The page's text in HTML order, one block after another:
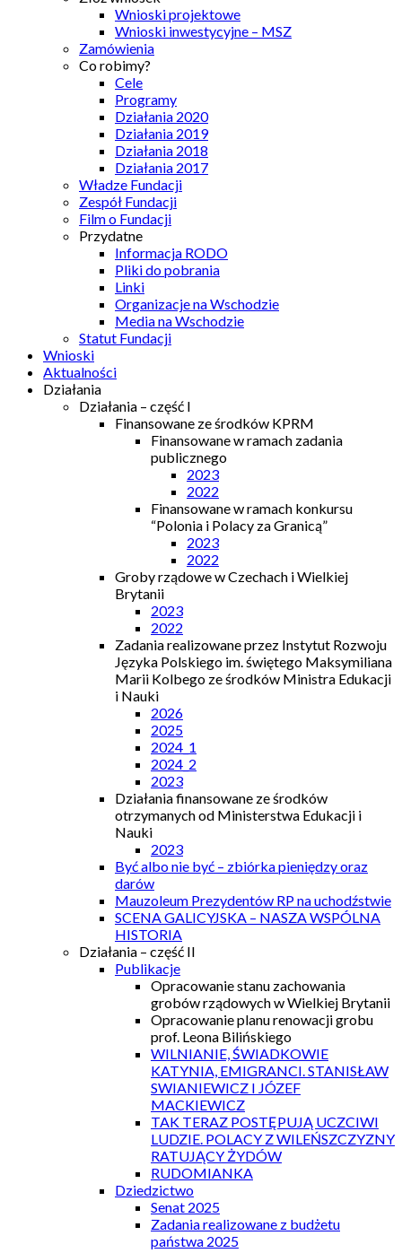
Wnioski projektowe
Wnioski inwestycyjne – MSZ
Zamówienia
Co robimy?
Cele
Programy
Działania 2020
Działania 2019
Działania 2018
Działania 2017
Władze Fundacji
Zespół Fundacji
Film o Fundacji
Przydatne
Informacja RODO
Pliki do pobrania
Linki
Organizacje na Wschodzie
Media na Wschodzie
Statut Fundacji
Wnioski
Aktualności
Działania
Działania – część I
Finansowane ze środków KPRM
Finansowane w ramach zadania
publicznego
2023
2022
Finansowane w ramach konkursu
“Polonia i Polacy za Granicą”
2023
2022
Groby rządowe w Czechach i Wielkiej
Brytanii
2023
2022
Zadania realizowane przez Instytut Rozwoju
Języka Polskiego im. świętego Maksymiliana
Marii Kolbego ze środków Ministra Edukacji
i Nauki
2026
2025
2024_1
2024_2
2023
Działania finansowane ze środków
otrzymanych od Ministerstwa Edukacji i
Nauki
2023
Być albo nie być – zbiórka pieniędzy oraz
darów
Mauzoleum Prezydentów RP na uchodźstwie
SCENA GALICYJSKA – NASZA WSPÓLNA
HISTORIA
Działania – część II
Publikacje
Opracowanie stanu zachowania
grobów rządowych w Wielkiej Brytanii
Opracowanie planu renowacji grobu
prof. Leona Bilińskiego
WILNIANIE, ŚWIADKOWIE
KATYNIA, EMIGRANCI. STANISŁAW
SWIANIEWICZ I JÓZEF
MACKIEWICZ
TAK TERAZ POSTĘPUJĄ UCZCIWI
LUDZIE. POLACY Z WILEŃSZCZYZNY
RATUJĄCY ŻYDÓW
RUDOMIANKA
Dziedzictwo
Senat 2025
Zadania realizowane z budżetu
państwa 2025